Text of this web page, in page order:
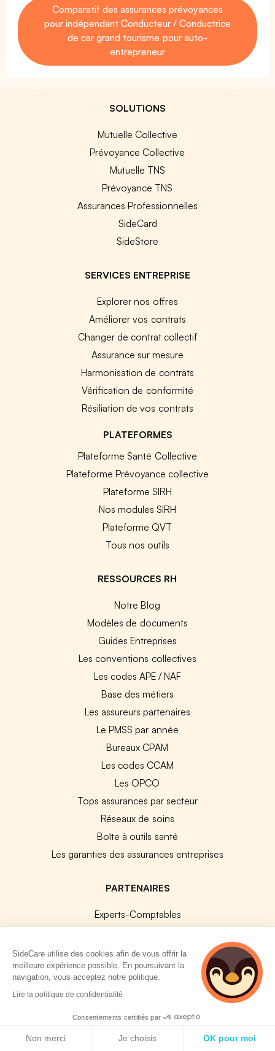
Comparatif des assurances prévoyances
pour indépendant Conducteur / Conductrice
de car grand tourisme pour auto-
entrepreneur
SOLUTIONS
Mutuelle Collective
Prévoyance Collective
Mutuelle TNS
Prévoyance TNS
Assurances Professionnelles
SideCard
SideStore
SERVICES ENTREPRISE
Explorer nos offres
Améliorer vos contrats
Changer de contrat collectif
Assurance sur mesure
Harmonisation de contrats
Vérification de conformité
Résiliation de vos contrats
PLATEFORMES
Plateforme Santé Collective
Plateforme Prévoyance collective
Plateforme SIRH
Nos modules SIRH
Plateforme QVT
Tous nos outils
RESSOURCES RH
Notre Blog
Modèles de documents
Guides Entreprises
Les conventions collectives
Les codes APE / NAF
Base des métiers
Les assureurs partenaires
Le PMSS par année
Bureaux CPAM
Les codes CCAM
Les OPCO
Tops assurances par secteur
Réseaux de soins
Boîte à outils santé
Les garanties des assurances entreprises
PARTENAIRES
Experts-Comptables
Payfit & SideCare
Lucca & SideCare
Nibelis & SideCare
Lianeli & SideCare
SideCare utilise des cookies afin de vous offrir la
meilleure expérience possible. En poursuivant la
navigation, vous acceptez notre politique.
Lire la politique de confidentialité
Consentements certifiés par
Non merci Je choisis OK pour moi
2 personnes
consultent
actuellement cette